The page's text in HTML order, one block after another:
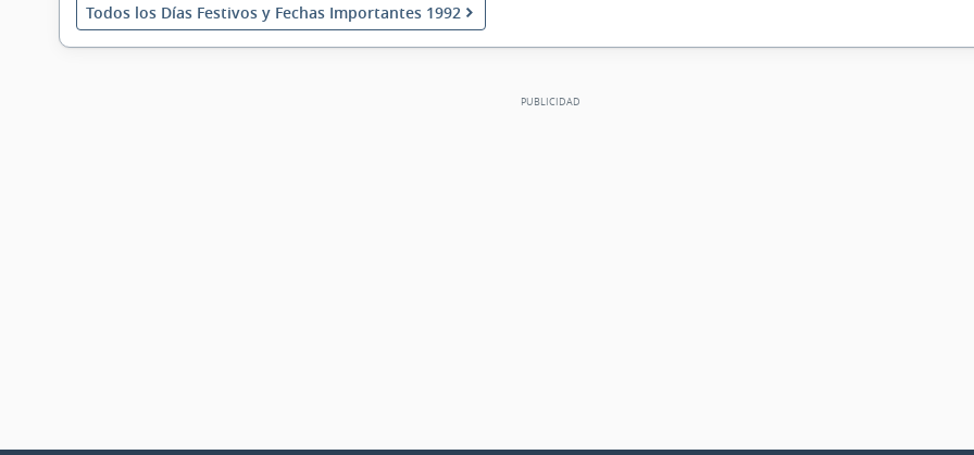
Todos los Días Festivos y Fechas Importantes 1992